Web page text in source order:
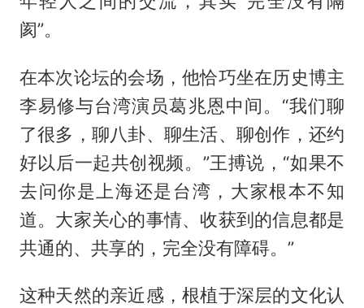
阂”。
在本次论坛的会场，他恰巧坐在历史博主
李易修与台湾演员葛兆恩中间。“我们聊
了很多，聊八卦、聊生活、聊创作，还约
好以后一起共创视频。”王搏说，“如果不
去问你是上海还是台湾，大家根本不知
道。大家关心的事情、收获到的信息都是
共通的、共享的，完全没有障碍。”
这种天然的亲近感，根植于深层的文化认